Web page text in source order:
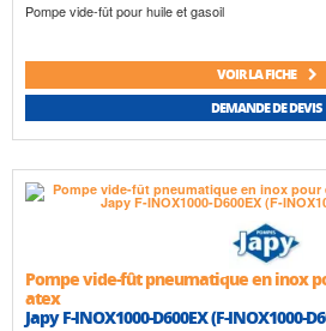
Pompe vide-fût pour huile et gasoil
VOIR LA FICHE
DEMANDE DE DEVIS
Pompe vide-fût pneumatique en inox
atex
Japy F-INOX1000-D600EX (F-INOX1000-